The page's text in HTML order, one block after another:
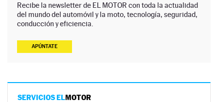
Recibe la newsletter de EL MOTOR con toda la actualidad
del mundo del automóvil y la moto, tecnología, seguridad,
conducción y eficiencia.
APÚNTATE
SERVICIOS ELMOTOR